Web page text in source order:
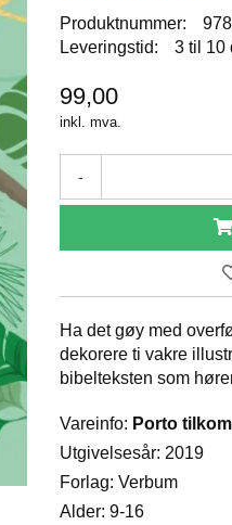
Produktnummer:
Leveringstid:
3 til 10
99,00
inkl. mva.
-
Ha det gøy med
dekorere ti vakre
bibelteksten som
Vareinfo: Porto
Utgivelsesår: 2019
Forlag: Verbum
Alder: 9-16